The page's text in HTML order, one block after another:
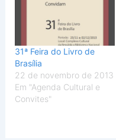
31ª Feira do Livro de
Brasília
22 de novembro de 2013
Em "Agenda Cultural e
Convites"